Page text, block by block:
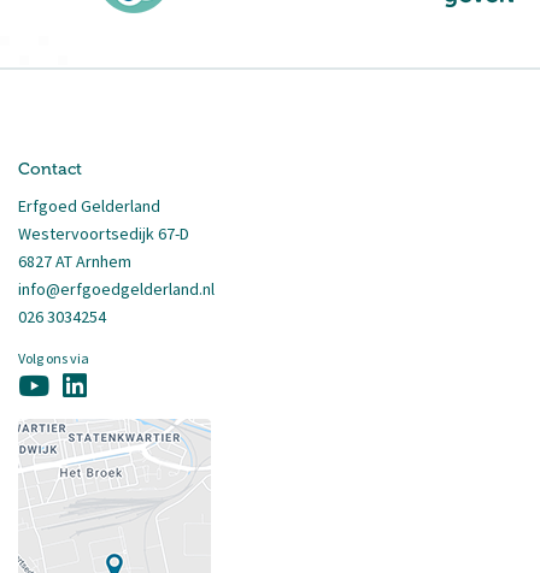
Contact
Erfgoed Gelderland
Westervoortsedijk 67-D
6827 AT Arnhem
info@erfgoedgelderland.nl
026 3034254
Volg ons via